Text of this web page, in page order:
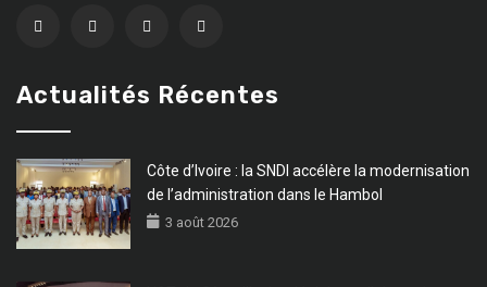
Actualités Récentes
Côte d’Ivoire : la SNDI accélère la modernisation
de l’administration dans le Hambol
3 août 2026